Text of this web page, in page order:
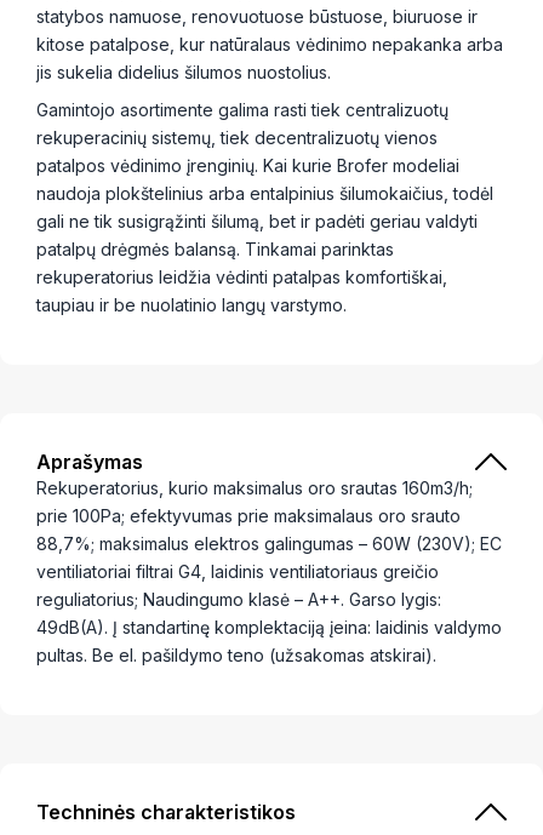
statybos namuose, renovuotuose būstuose, biuruose ir
kitose patalpose, kur natūralaus vėdinimo nepakanka arba
jis sukelia didelius šilumos nuostolius.
Gamintojo asortimente galima rasti tiek centralizuotų
rekuperacinių sistemų, tiek decentralizuotų vienos
patalpos vėdinimo įrenginių. Kai kurie Brofer modeliai
naudoja plokštelinius arba entalpinius šilumokaičius, todėl
gali ne tik susigrąžinti šilumą, bet ir padėti geriau valdyti
patalpų drėgmės balansą. Tinkamai parinktas
rekuperatorius leidžia vėdinti patalpas komfortiškai,
taupiau ir be nuolatinio langų varstymo.
Aprašymas
Rekuperatorius, kurio maksimalus oro srautas 160m3/h;
prie 100Pa; efektyvumas prie maksimalaus oro srauto
88,7%; maksimalus elektros galingumas – 60W (230V); EC
ventiliatoriai filtrai G4, laidinis ventiliatoriaus greičio
reguliatorius; Naudingumo klasė – A++. Garso lygis:
49dB(A). Į standartinę komplektaciją įeina: laidinis valdymo
pultas. Be el. pašildymo teno (užsakomas atskirai).
Techninės charakteristikos